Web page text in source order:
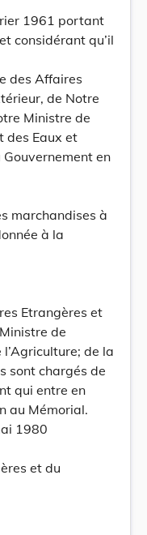
1961 portant
considérant qu’il
des Affaires
de Notre
Ministre de
des Eaux et
en
marchandises à
à la
Etrangères et
de
de la
sont chargés de
qui entre en
au Mémorial.
1980
et du